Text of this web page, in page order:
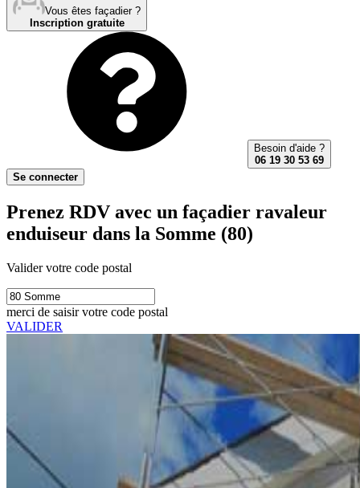
Vous êtes façadier ?
Inscription gratuite
Besoin d'aide ?
06 19 30 53 69
Se connecter
Prenez RDV avec un façadier ravaleur
enduiseur dans la Somme (80)
Valider votre code postal
merci de saisir votre code postal
VALIDER